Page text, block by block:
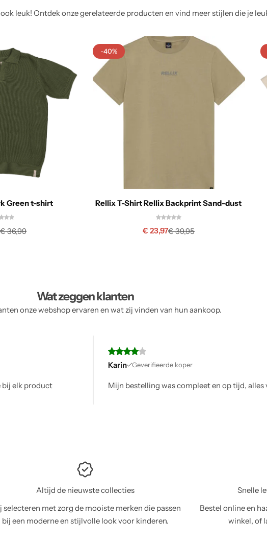
leuk! Ontdek onze gerelateerde producten en vind meer stijlen die je
Green t-shirt
€36,99
-40%
Rellix T-Shirt Rellix Backprint Sand-dust
€39,95
€ 23,97
Wat zeggen klanten
onze webshop ervaren en wat zij vinden van hun aankoop.
en op tijd, alles volgens verwachting
Mooie
Altijd de nieuwste collecties
selecteren met zorg de mooiste merken die passen
bij een moderne en stijlvolle look voor kinderen.
Snelle
Bestel online en
winkel, of